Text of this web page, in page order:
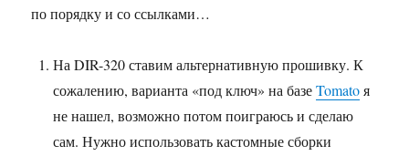
по порядку и со ссылками…
На DIR-320 ставим альтернативную прошивку. К
сожалению, варианта «под ключ» на базеTomatoя
не нашел, возможно потом поиграюсь и сделаю
сам. Нужно использовать кастомные сборки